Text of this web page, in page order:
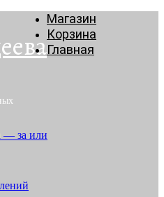
Магазин
Корзина
Главная
— за или